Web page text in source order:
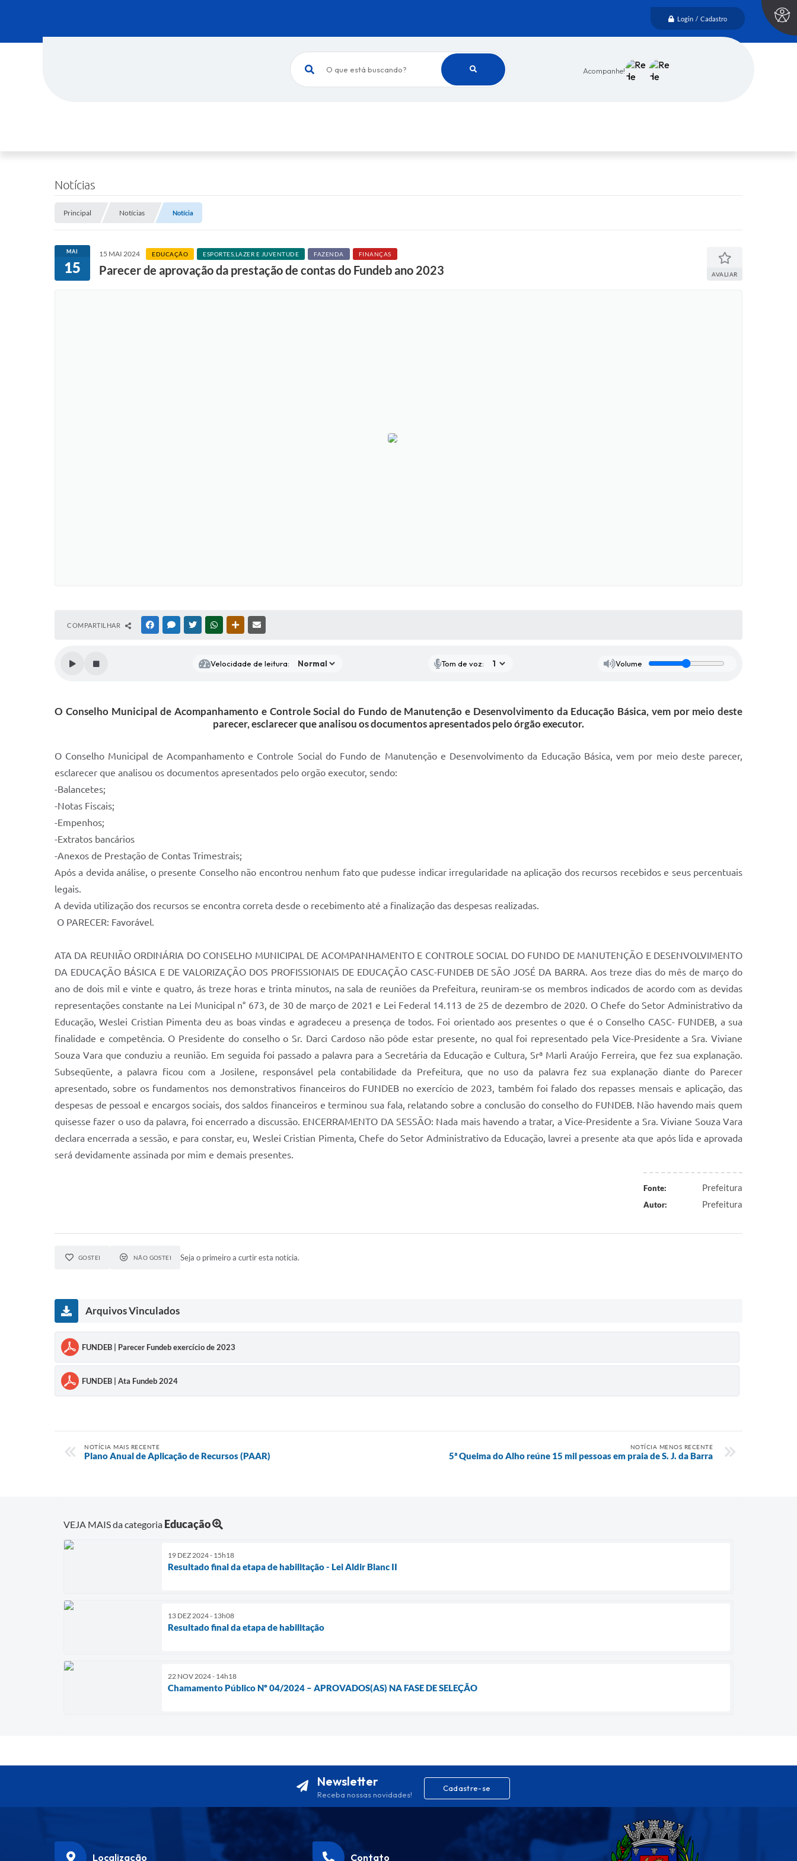
Login / Cadastro
O que está buscando? Acompanhe!
Notícias
Principal Notícias Notícia
MAI
15
15 MAI 2024 EDUCAÇÃO ESPORTES,LAZER E JUVENTUDE FAZENDA FINANÇAS
Parecer de aprovação da prestação de contas do Fundeb ano 2023 AVALIAR
COMPARTILHAR FACEBOOKMESSENGER
TWITTERWHATSAPPOUTRAS MÍDIAS
Velocidade de leitura: Tom de voz: Volume
O Conselho Municipal de Acompanhamento e Controle Social do Fundo de Manutenção e Desenvolvimento da Educação Básica, vem por meio deste
parecer, esclarecer que analisou os documentos apresentados pelo órgão executor.
O Conselho Municipal de Acompanhamento e Controle Social do Fundo de Manutenção e Desenvolvimento da Educação Básica, vem por meio deste parecer,
esclarecer que analisou os documentos apresentados pelo orgão executor, sendo:
-Balancetes;
-Notas Fiscais;
-Empenhos;
-Extratos bancários
-Anexos de Prestação de Contas Trimestrais;
Após a devida análise, o presente Conselho não encontrou nenhum fato que pudesse indicar irregularidade na aplicação dos recursos recebidos e seus percentuais
legais.
A devida utilização dos recursos se encontra correta desde o recebimento até a finalização das despesas realizadas.
 O PARECER: Favorável.
ATA DA REUNIÃO ORDINÁRIA DO CONSELHO MUNICIPAL DE ACOMPANHAMENTO E CONTROLE SOCIAL DO FUNDO DE MANUTENÇÃO E DESENVOLVIMENTO
DA EDUCAÇÃO BÁSICA E DE VALORIZAÇÃO DOS PROFISSIONAIS DE EDUCAÇÃO CASC-FUNDEB DE SÃO JOSÉ DA BARRA. Aos treze dias do mês de março do
ano de dois mil e vinte e quatro, ás treze horas e trinta minutos, na sala de reuniões da Prefeitura, reuniram-se os membros indicados de acordo com as devidas
representações constante na Lei Municipal n° 673, de 30 de março de 2021 e Lei Federal 14.113 de 25 de dezembro de 2020. O Chefe do Setor Administrativo da
Educação, Weslei Cristian Pimenta deu as boas vindas e agradeceu a presença de todos. Foi orientado aos presentes o que é o Conselho CASC- FUNDEB, a sua
finalidade e competência. O Presidente do conselho o Sr. Darci Cardoso não pôde estar presente, no qual foi representado pela Vice-Presidente a Sra. Viviane
Souza Vara que conduziu a reunião. Em seguida foi passado a palavra para a Secretária da Educação e Cultura, Srª Marli Araújo Ferreira, que fez sua explanação.
Subseqüente, a palavra ficou com a Josilene, responsável pela contabilidade da Prefeitura, que no uso da palavra fez sua explanação diante do Parecer
apresentado, sobre os fundamentos nos demonstrativos financeiros do FUNDEB no exercício de 2023, também foi falado dos repasses mensais e aplicação, das
despesas de pessoal e encargos sociais, dos saldos financeiros e terminou sua fala, relatando sobre a conclusão do conselho do FUNDEB. Não havendo mais quem
quisesse fazer o uso da palavra, foi encerrado a discussão. ENCERRAMENTO DA SESSÃO: Nada mais havendo a tratar, a Vice-Presidente a Sra. Viviane Souza Vara
declara encerrada a sessão, e para constar, eu, Weslei Cristian Pimenta, Chefe do Setor Administrativo da Educação, lavrei a presente ata que após lida e aprovada
será devidamente assinada por mim e demais presentes.
Fonte: Prefeitura
Autor: Prefeitura
GOSTEI NÃO GOSTEI Seja o primeiro a curtir esta notícia.
Arquivos Vinculados
FUNDEB | Parecer Fundeb exercício de 2023
FUNDEB | Ata Fundeb 2024
NOTÍCIA MAIS RECENTE
Plano Anual de Aplicação de Recursos (PAAR)
NOTÍCIA MENOS RECENTE
5ª Queima do Alho reúne 15 mil pessoas em praia de S. J. da Barra
VEJA MAIS da categoria Educação
19 DEZ 2024 - 15h18
Resultado final da etapa de habilitação - Lei Aldir Blanc II
13 DEZ 2024 - 13h08
Resultado final da etapa de habilitação
22 NOV 2024 - 14h18
Chamamento Público Nº 04/2024 – APROVADOS(AS) NA FASE DE SELEÇÃO
Newsletter
Receba nossas novidades!
Cadastre-se
Localização Contato